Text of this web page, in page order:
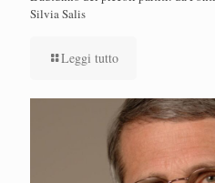
Silvia Salis
Leggi tutto